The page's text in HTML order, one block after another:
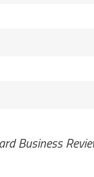
Business